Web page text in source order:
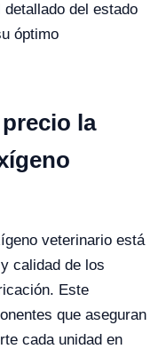
del estado
óptimo
la
veterinario está
calidad de los
Este
que aseguran
cada unidad en